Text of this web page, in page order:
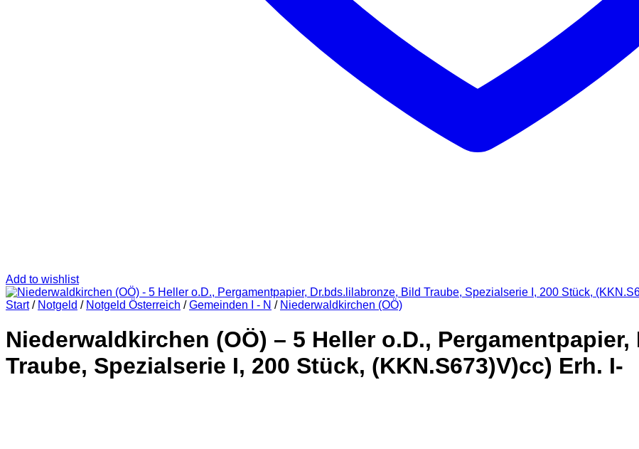
Add to wishlist
Start / Notgeld / Notgeld Österreich / Gemeinden I - N / Niederwaldkirchen (OÖ)
Niederwaldkirchen (OÖ) – 5 Heller o.D.,
Traube, Spezialserie I, 200 Stück, (KKN.S673)V)cc) Erh. I-